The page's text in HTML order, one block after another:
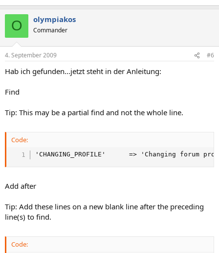
O olympiakos
Commander
4. September 2009 #6
Hab ich gefunden...jetzt steht in der Anleitung:
Find
Tip: This may be a partial find and not the whole line.
Code:
'CHANGING_PROFILE'		=>
Add after
Tip: Add these lines on a new blank line after the preceding
line(s) to find.
Code: